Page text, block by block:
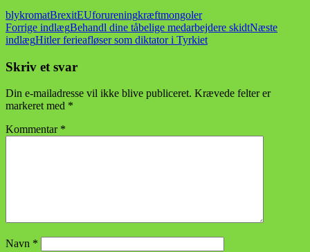
blykromatBrexitEUforureningkræftmongoler
Indlægsnavigation
Forrige indlægBehandl dine tåbelige medarbejdere skidtNæste
indlægHitler ferieafløser som diktator i Tyrkiet
Skriv et svar
Din e-mailadresse vil ikke blive publiceret. Krævede felter er
markeret med *
Kommentar *
Navn *